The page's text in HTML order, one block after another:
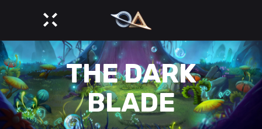
THE DARK
BLADE